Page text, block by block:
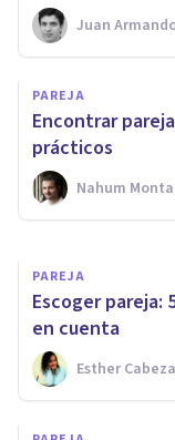
Juan
PAREJA
Encontrar
prácticos
Nahum
PAREJA
Mi pareja
habla:
hacer
Oscar
PAREJA
​Escoger
en cuenta
Esther